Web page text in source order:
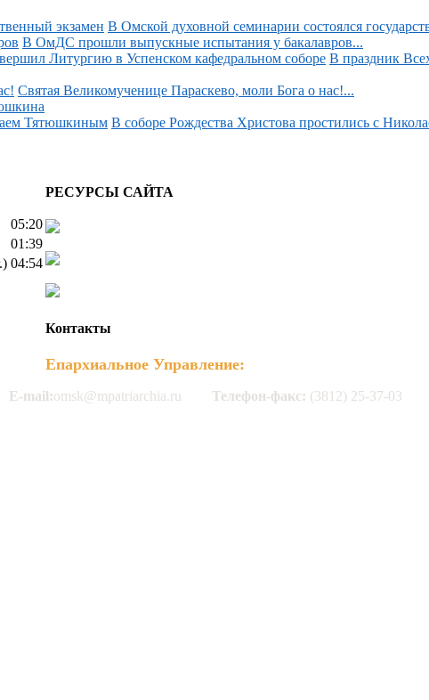
В Омской духовной семинарии состоялся
В ОмДС прошли выпускные испытания у бакалавров...
В праздник
Святая Великомученице Параскево, моли Бога о нас!...
В соборе Рождества Христова простились с
05:20
01:39
04:54
РЕСУРСЫ САЙТА
Контакты
Епархиальное Управление:
E-mail:omsk@mpatriarchia.ru Телефон-факс: (3812) 25-37-03